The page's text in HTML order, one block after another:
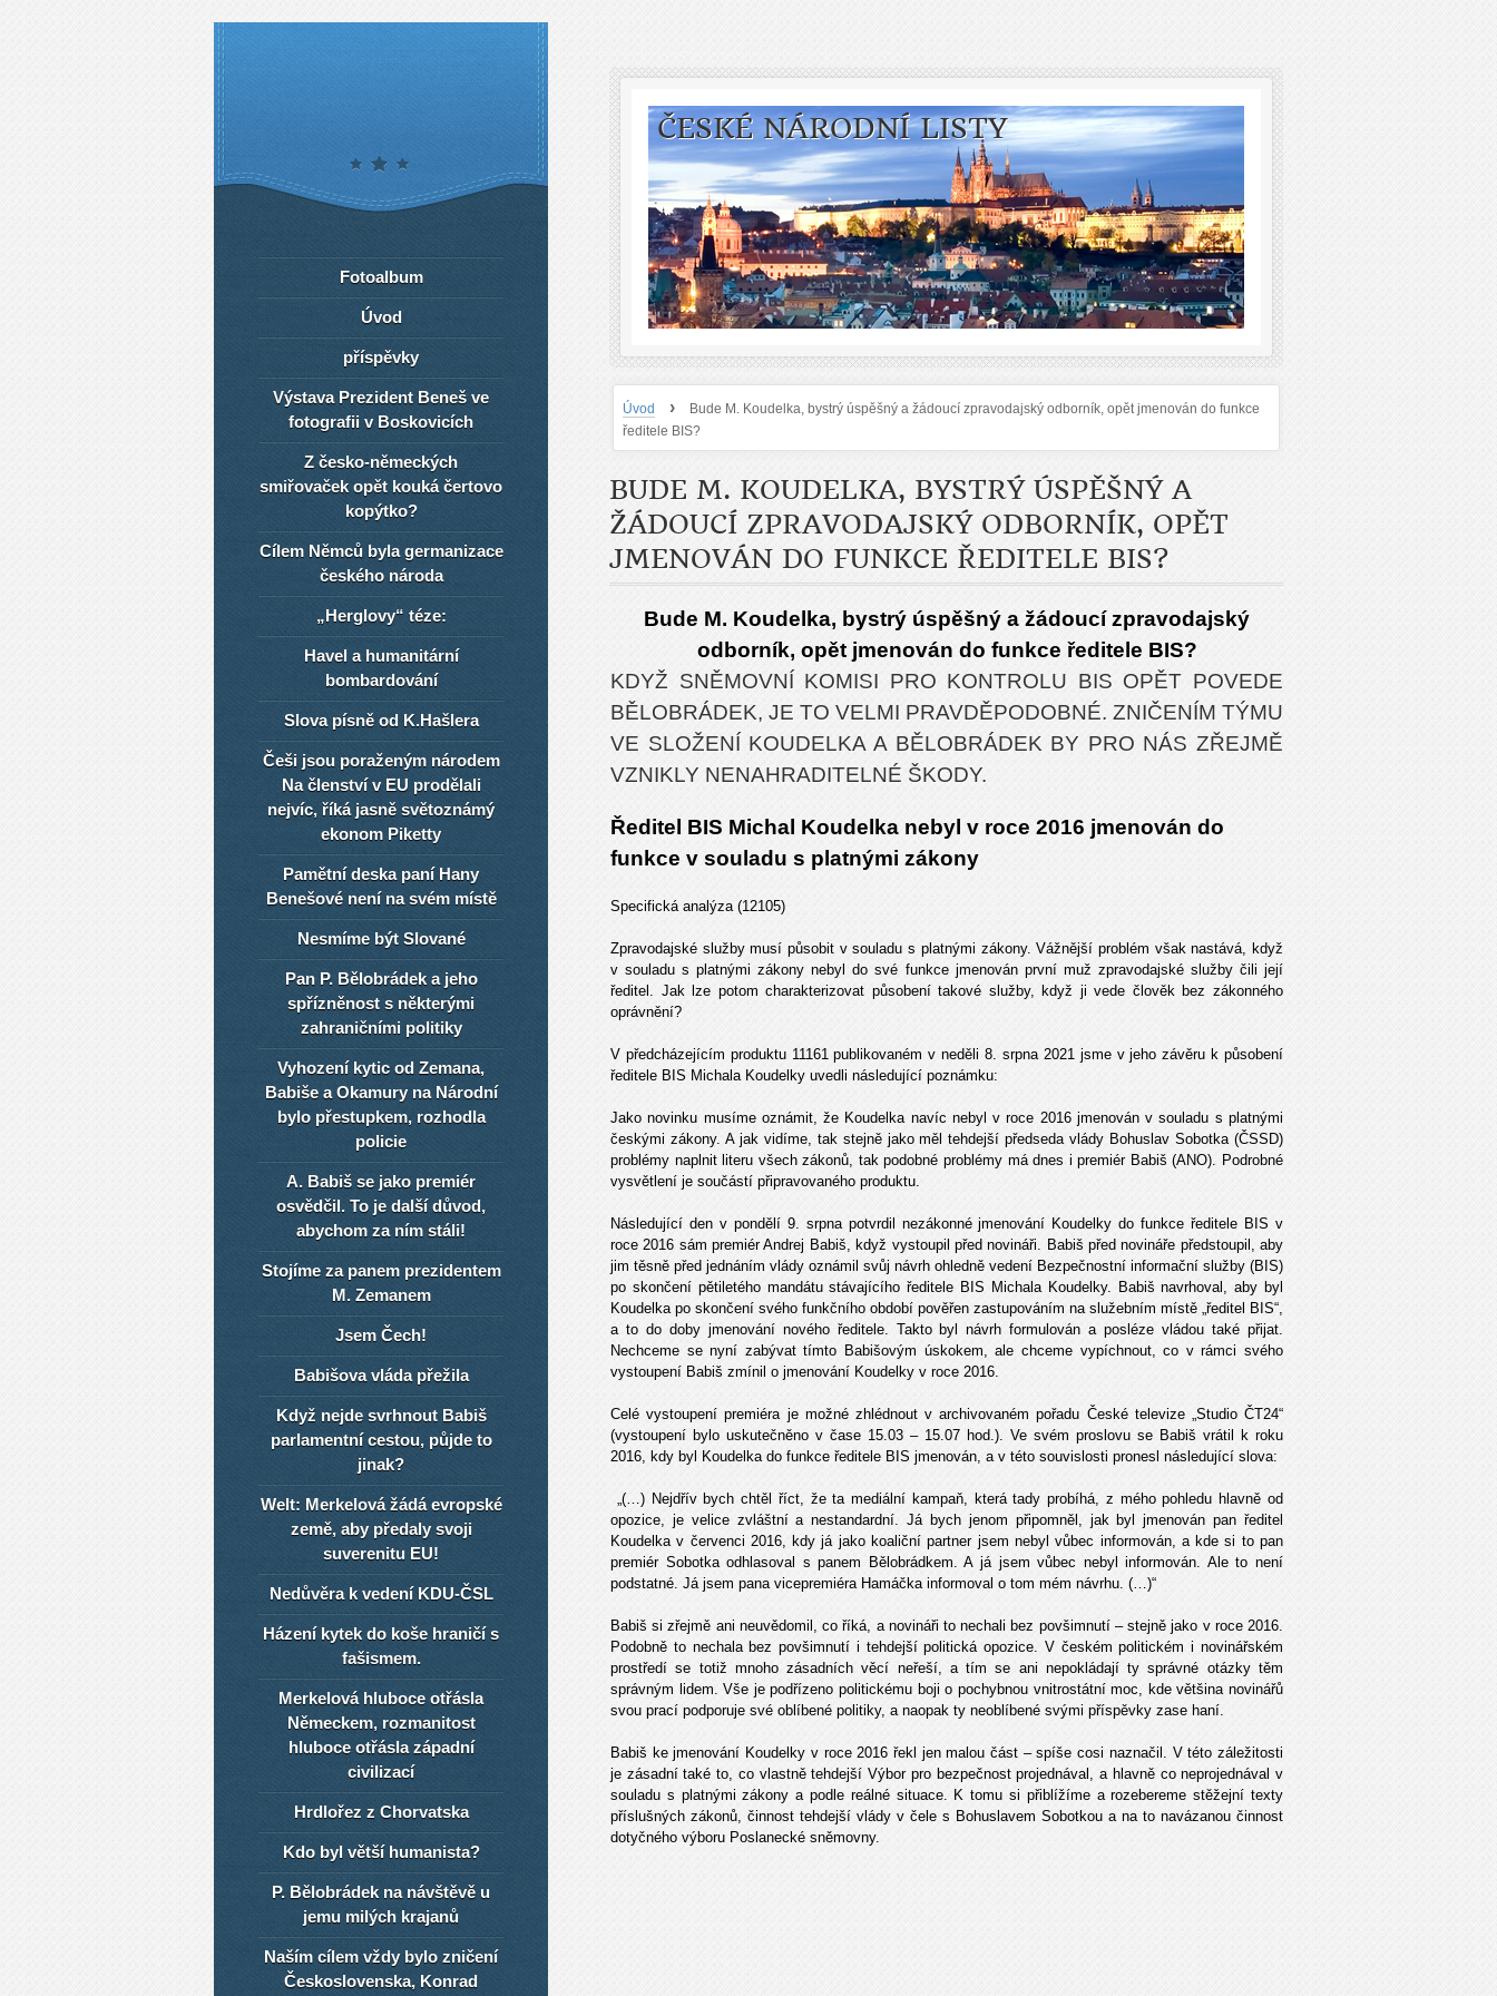
ČESKÉ NÁRODNÍ LISTY
Úvod ›
Bude M. Koudelka, bystrý úspěšný a žádoucí zpravodajský odborník, opět jmenován do funkce
ředitele BIS?
BUDE M. KOUDELKA, BYSTRÝ ÚSPĚŠNÝ A
ŽÁDOUCÍ ZPRAVODAJSKÝ ODBORNÍK, OPĚT
JMENOVÁN DO FUNKCE ŘEDITELE BIS?
Bude M. Koudelka, bystrý úspěšný a žádoucí zpravodajský
odborník, opět jmenován do funkce ředitele BIS?
KDYŽ SNĚMOVNÍ KOMISI PRO KONTROLU BIS OPĚT POVEDE
BĚLOBRÁDEK, JE TO VELMI PRAVDĚPODOBNÉ. ZNIČENÍM TÝMU
VE SLOŽENÍ KOUDELKA A BĚLOBRÁDEK BY PRO NÁS ZŘEJMĚ
VZNIKLY NENAHRADITELNÉ ŠKODY.
Ředitel BIS Michal Koudelka nebyl v roce 2016 jmenován do
funkce v souladu s platnými zákony
Specifická analýza (12105)
Zpravodajské služby musí působit v souladu s platnými zákony. Vážnější problém však nastává, když
v souladu s platnými zákony nebyl do své funkce jmenován první muž zpravodajské služby čili její
ředitel. Jak lze potom charakterizovat působení takové služby, když ji vede člověk bez zákonného
oprávnění?
V předcházejícím produktu 11161 publikovaném v neděli 8. srpna 2021 jsme v jeho závěru k působení
ředitele BIS Michala Koudelky uvedli následující poznámku:
Jako novinku musíme oznámit, že Koudelka navíc nebyl v roce 2016 jmenován v souladu s platnými
českými zákony. A jak vidíme, tak stejně jako měl tehdejší předseda vlády Bohuslav Sobotka (ČSSD)
problémy naplnit literu všech zákonů, tak podobné problémy má dnes i premiér Babiš (ANO). Podrobné
vysvětlení je součástí připravovaného produktu.
Následující den v pondělí 9. srpna potvrdil nezákonné jmenování Koudelky do funkce ředitele BIS v
roce 2016 sám premiér Andrej Babiš, když vystoupil před novináři. Babiš před novináře předstoupil, aby
jim těsně před jednáním vlády oznámil svůj návrh ohledně vedení Bezpečnostní informační služby (BIS)
po skončení pětiletého mandátu stávajícího ředitele BIS Michala Koudelky. Babiš navrhoval, aby byl
Koudelka po skončení svého funkčního období pověřen zastupováním na služebním místě „ředitel BIS“,
a to do doby jmenování nového ředitele. Takto byl návrh formulován a posléze vládou také přijat.
Nechceme se nyní zabývat tímto Babišovým úskokem, ale chceme vypíchnout, co v rámci svého
vystoupení Babiš zmínil o jmenování Koudelky v roce 2016.
Celé vystoupení premiéra je možné zhlédnout v archivovaném pořadu České televize „Studio ČT24“
(vystoupení bylo uskutečněno v čase 15.03 – 15.07 hod.). Ve svém proslovu se Babiš vrátil k roku
2016, kdy byl Koudelka do funkce ředitele BIS jmenován, a v této souvislosti pronesl následující slova:
„(…) Nejdřív bych chtěl říct, že ta mediální kampaň, která tady probíhá, z mého pohledu hlavně od
opozice, je velice zvláštní a nestandardní. Já bych jenom připomněl, jak byl jmenován pan ředitel
Koudelka v červenci 2016, kdy já jako koaliční partner jsem nebyl vůbec informován, a kde si to pan
premiér Sobotka odhlasoval s panem Bělobrádkem. A já jsem vůbec nebyl informován. Ale to není
podstatné. Já jsem pana vicepremiéra Hamáčka informoval o tom mém návrhu. (…)“
Babiš si zřejmě ani neuvědomil, co říká, a novináři to nechali bez povšimnutí – stejně jako v roce 2016.
Podobně to nechala bez povšimnutí i tehdejší politická opozice. V českém politickém i novinářském
prostředí se totiž mnoho zásadních věcí neřeší, a tím se ani nepokládají ty správné otázky těm
správným lidem. Vše je podřízeno politickému boji o pochybnou vnitrostátní moc, kde většina novinářů
svou prací podporuje své oblíbené politiky, a naopak ty neoblíbené svými příspěvky zase haní.
Babiš ke jmenování Koudelky v roce 2016 řekl jen malou část – spíše cosi naznačil. V této záležitosti
je zásadní také to, co vlastně tehdejší Výbor pro bezpečnost projednával, a hlavně co neprojednával v
souladu s platnými zákony a podle reálné situace. K tomu si přiblížíme a rozebereme stěžejní texty
příslušných zákonů, činnost tehdejší vlády v čele s Bohuslavem Sobotkou a na to navázanou činnost
dotyčného výboru Poslanecké sněmovny.
Fotoalbum
Úvod
příspěvky
Výstava Prezident Beneš ve
fotografii v Boskovicích
Z česko-německých
smiřovaček opět kouká čertovo
kopýtko?
Cílem Němců byla germanizace
českého národa
„Herglovy“ téze:
Havel a humanitární
bombardování
Slova písně od K.Hašlera
Češi jsou poraženým národem
Na členství v EU prodělali
nejvíc, říká jasně světoznámý
ekonom Piketty
Pamětní deska paní Hany
Benešové není na svém místě
Nesmíme být Slované
Pan P. Bělobrádek a jeho
spřízněnost s některými
zahraničními politiky
Vyhození kytic od Zemana,
Babiše a Okamury na Národní
bylo přestupkem, rozhodla
policie
A. Babiš se jako premiér
osvědčil. To je další důvod,
abychom za ním stáli!
Stojíme za panem prezidentem
M. Zemanem
Jsem Čech!
Babišova vláda přežila
Když nejde svrhnout Babiš
parlamentní cestou, půjde to
jinak?
Welt: Merkelová žádá evropské
země, aby předaly svoji
suverenitu EU!
Nedůvěra k vedení KDU-ČSL
Házení kytek do koše hraničí s
fašismem.
Merkelová hluboce otřásla
Německem, rozmanitost
hluboce otřásla západní
civilizací
Hrdlořez z Chorvatska
Kdo byl větší humanista?
P. Bělobrádek na návštěvě u
jemu milých krajanů
Naším cílem vždy bylo zničení
Československa, Konrad